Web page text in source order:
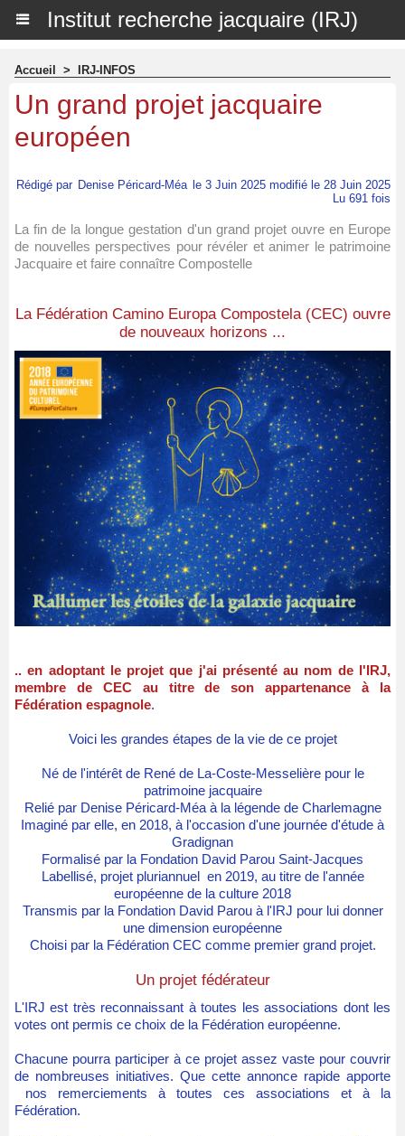
Institut recherche jacquaire (IRJ)
Accueil > IRJ-INFOS
Un grand projet jacquaire
européen
Rédigé par Denise Péricard-Méa le 3 Juin 2025 modifié le 28 Juin 2025
Lu 691 fois
La fin de la longue gestation d'un grand projet ouvre en Europe
de nouvelles perspectives pour révéler et animer le patrimoine
Jacquaire et faire connaître Compostelle
La Fédération Camino Europa Compostela (CEC) ouvre
de nouveaux horizons ...
.. en adoptant le projet que j'ai présenté au nom de l'IRJ,
membre de CEC au titre de son appartenance à la
Fédération espagnole.
Voici les grandes étapes de la vie de ce projet
Né de l'intérêt de René de La-Coste-Messelière pour le
patrimoine jacquaire
Relié par Denise Péricard-Méa à la légende de Charlemagne
Imaginé par elle, en 2018, à l'occasion d'une journée d'étude à
Gradignan
Formalisé par la Fondation David Parou Saint-Jacques
Labellisé, projet pluriannuel en 2019, au titre de l'année
européenne de la culture 2018
Transmis par la Fondation David Parou à l'IRJ pour lui donner
une dimension européenne
Choisi par la Fédération CEC comme premier grand projet.
Un projet fédérateur
L'IRJ est très reconnaissant à toutes les associations dont les
votes ont permis ce choix de la Fédération européenne.
Chacune pourra participer à ce projet assez vaste pour couvrir
de nombreuses initiatives. Que cette annonce rapide apporte
nos remerciements à toutes ces associations et à la
Fédération.